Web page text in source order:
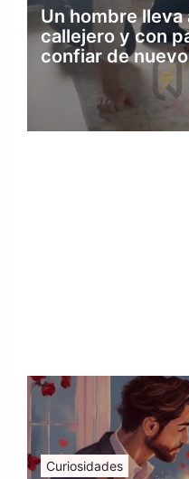
Un hombre lleva
callejero y con
confiar de
Curiosidades